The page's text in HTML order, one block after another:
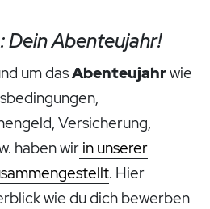
Dein Abenteujahr!
um dasAbenteujahrwie
Versicherung,
haben wirin unserer
. Hier
wie du dich bewerben